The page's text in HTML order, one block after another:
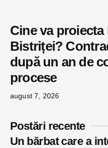
Cine va
Bistriței?
după un an de
procese
august 7, 2026
Postări recente
Un bărbat care a